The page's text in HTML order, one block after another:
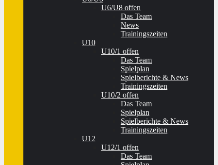
U6/U8 offen
Das Team
News
Trainingszeiten
U10
U10/1 offen
Das Team
Spielplan
Spielberichte & News
Trainingszeiten
U10/2 offen
Das Team
Spielplan
Spielberichte & News
Trainingszeiten
U12
U12/1 offen
Das Team